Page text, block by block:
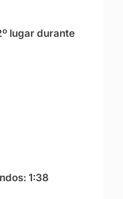
lugar durante
1:38